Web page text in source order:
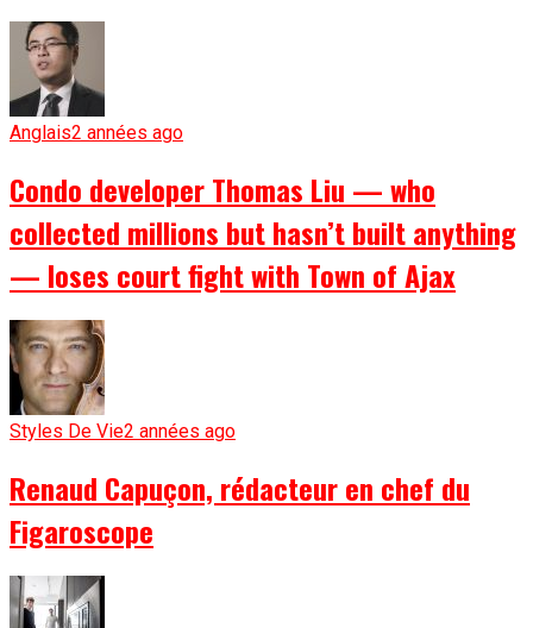
Anglais2 années ago
Condo developer Thomas Liu — who
collected millions but hasn’t built anything
— loses court fight with Town of Ajax
Styles De Vie2 années ago
Renaud Capuçon, rédacteur en chef du
Figaroscope